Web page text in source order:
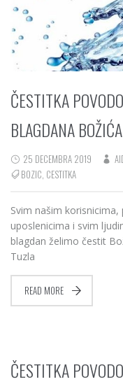
ČESTITKA
BLAGDANA BOŽIĆA
25 DECEMBRA 2019
BOZIC, CESTITKA
Svim našim
uposlenicima i svim
blagdan želimo čestit
Tuzla
READ MORE
ČESTITKA